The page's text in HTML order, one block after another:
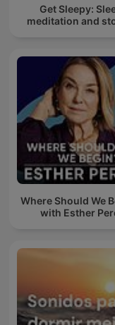
Get Sleepy:
meditation and
Where Should We
with Esther